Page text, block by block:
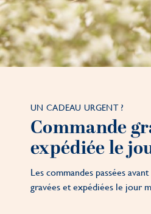
UN CADEAU URGENT ?
Commande
expédiée le
Les commandes passées
gravées et expédiées le jour